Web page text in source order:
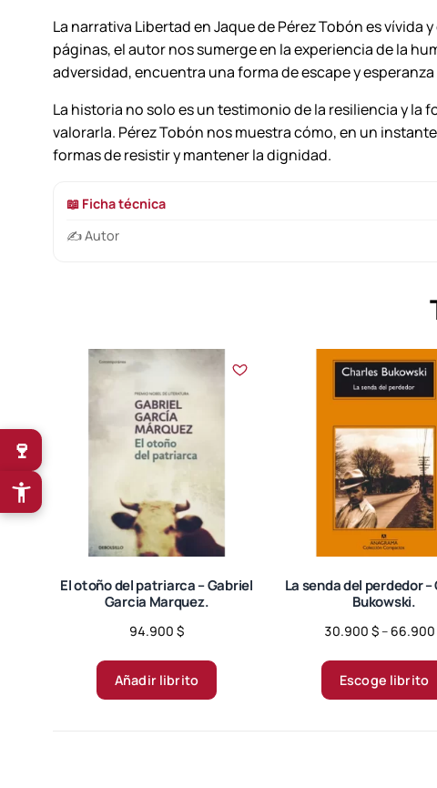
La narrativa Libertad en Jaque de Pérez Tobón es
páginas, el autor nos sumerge en la experiencia de la
adversidad, encuentra una forma de escape y
La historia no solo es un testimonio de la resiliencia y
valorarla. Pérez Tobón nos muestra cómo, en un
formas de resistir y mantener la dignidad.
📖 Ficha técnica
✍️ Autor
El otoño del patriarca – Gabriel
Garcia Marquez.
94.900 $
Añadir librito
La senda del perdedor
Bukowski.
30.900 $– 66.900
Escoge librito
🍷